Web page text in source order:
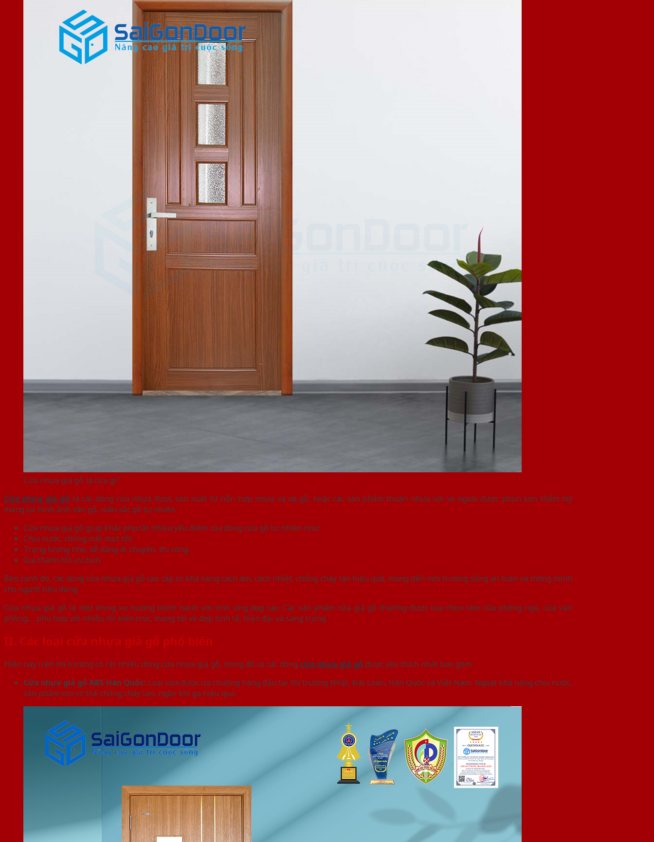
Cửa nhựa giả gỗ là cửa gì?
Cửa nhựa giả gỗ là các dòng cửa nhựa được sản xuất từ hỗn hợp nhựa và vụn gỗ, hoặc các sản phẩm thuần nhựa với vẻ ngoài được phun sơn thẩm mỹ
mang lại hình ảnh vân gỗ, màu sắc gỗ tự nhiên.
Cửa nhựa giả gỗ giúp khắc phục rất nhiều yếu điểm của dòng cửa gỗ tự nhiên như:
Chịu nước, chống mối mọt tốt
Trọng lượng nhẹ, dễ dàng di chuyển, thi công
Giá thành tối ưu hơn
Bên cạnh đó, các dòng cửa nhựa giả gỗ cao cấp có khả năng cách âm, cách nhiệt, chống cháy lan hiệu quả, mang đến môi trường sống an toàn và thông minh
cho người tiêu dùng.
Cửa nhựa giả gỗ là một trong xu hướng thịnh hành với tính ứng dụng cao. Các sản phẩm cửa giả gỗ thường được lựa chọn làm cửa phòng ngủ, cửa văn
phòng,… phù hợp với nhiều lối kiến trúc, mang tới vẻ đẹp tinh tế, hiện đại và sang trọng.
II. Các loại cửa nhựa giả gỗ phổ biến
Hiện nay trên thị trường có rất nhiều dòng cửa nhựa giả gỗ, trong đó có các dòng cửa nhựa giả gỗ được yêu thích nhất bao gồm:
Cửa nhựa giả gỗ ABS Hàn Quốc:Loại cửa được ưa chuộng hàng đầu tại thị trường Nhật, Đài Loan, Hàn Quốc và Việt Nam. Ngoài khả năng chịu nước,
sản phẩm còn có thể chống cháy lan, ngăn khí ga hiệu quả.